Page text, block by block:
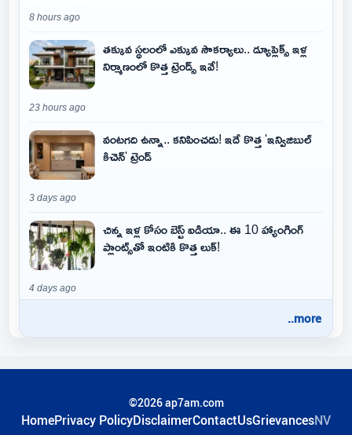
8 hours ago
తక్కువ స్థలంలో ఎక్కువ సౌకర్యాలు.. డ్యూప్లెక్స్ ఇళ్ల
నిర్మాణంలో కొత్త ట్రెండ్స్ ఇవే!
23 hours ago
వంటగది ఉన్నా.. కనిపించదు! ఇదే కొత్త 'ఇన్విజిబుల్
కిచెన్' ట్రెండ్
3 days ago
చిన్న ఇళ్ల కోసం బెస్ట్ ఐడియా.. ఈ 10 హ్యాంగింగ్
ప్లాంట్స్‌తో ఇంటికి కొత్త లుక్!
4 days ago
..more
©2026 ap7am.com
HomePrivacy PolicyDisclaimerContactUsGrievancesNV